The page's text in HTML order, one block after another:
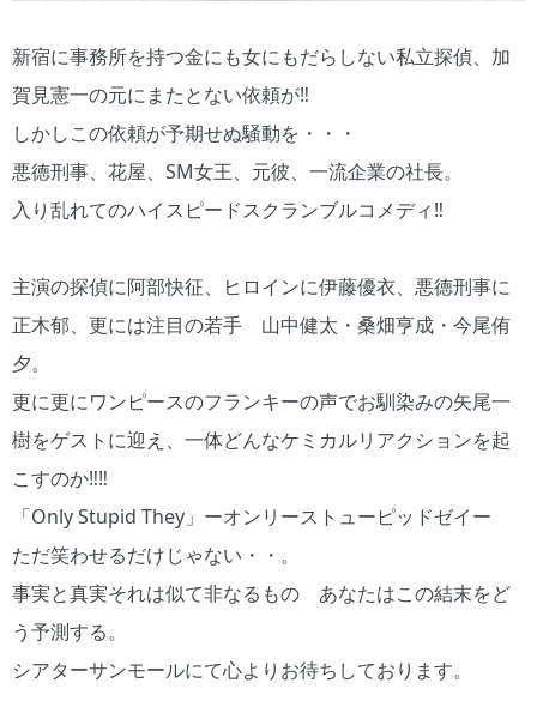
新宿に事務所を持つ金にも女にもだらしない私立探偵、加
賀見憲一の元にまたとない依頼が‼️
しかしこの依頼が予期せぬ騒動を・・・
悪徳刑事、花屋、SM女王、元彼、一流企業の社長。
入り乱れてのハイスピードスクランブルコメディ‼️
主演の探偵に阿部快征、ヒロインに伊藤優衣、悪徳刑事に
正木郁、更には注目の若手 山中健太・桑畑亨成・今尾侑
夕。
更に更にワンピースのフランキーの声でお馴染みの矢尾一
樹をゲストに迎え、一体どんなケミカルリアクションを起
こすのか‼️‼️
「Only Stupid They」ーオンリーストューピッドゼイー
ただ笑わせるだけじゃない・・。
事実と真実それは似て非なるもの あなたはこの結末をど
う予測する。
シアターサンモールにて心よりお待ちしております。